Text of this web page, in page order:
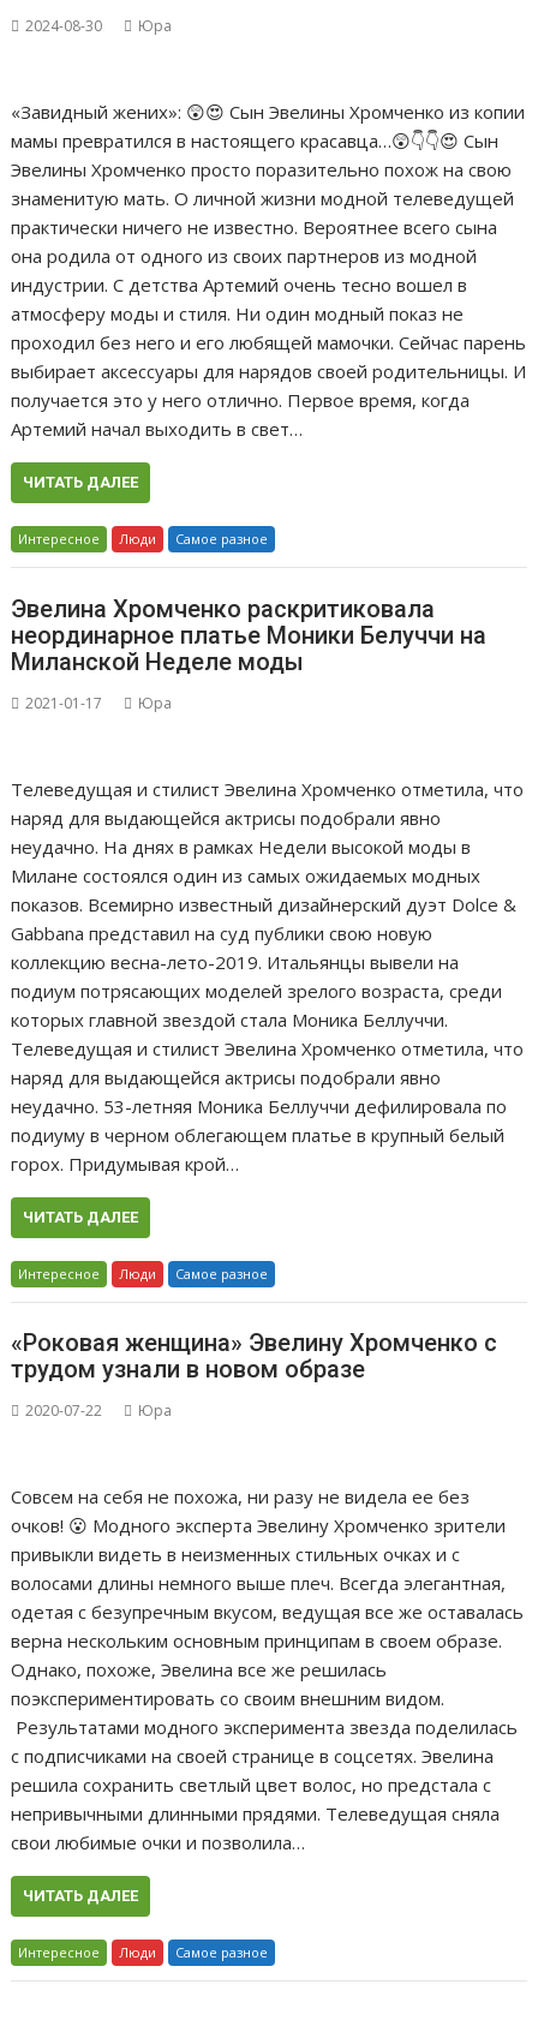
2024-08-30 Юра
«Завидный жених»: 😲😍 Сын Эвелины Хромченко из копии
мамы превратился в настоящего красавца…😲👇👇😍 Сын
Эвелины Хромченко просто поразительно похож на свою
знаменитую мать. О личной жизни модной телеведущей
практически ничего не известно. Вероятнее всего сына
она родила от одного из своих партнеров из модной
индустрии. С детства Артемий очень тесно вошел в
атмосферу моды и стиля. Ни один модный показ не
проходил без него и его любящей мамочки. Сейчас парень
выбирает аксессуары для нарядов своей родительницы. И
получается это у него отлично. Первое время, когда
Артемий начал выходить в свет…
ЧИТАТЬ ДАЛЕЕ
Интересное Люди Самое разное
Эвелина Хромченко раскритиковала
неординарное платье Моники Белуччи на
Миланской Неделе моды
2021-01-17 Юра
Телеведущая и стилист Эвелина Хромченко отметила, что
наряд для выдающейся актрисы подобрали явно
неудачно. На днях в рамках Недели высокой моды в
Милане состоялся один из самых ожидаемых модных
показов. Всемирно известный дизайнерский дуэт Dolce &
Gabbana представил на суд публики свою новую
коллекцию весна-лето-2019. Итальянцы вывели на
подиум потрясающих моделей зрелого возраста, среди
которых главной звездой стала Моника Беллуччи.
Телеведущая и стилист Эвелина Хромченко отметила, что
наряд для выдающейся актрисы подобрали явно
неудачно. 53-летняя Моника Беллуччи дефилировала по
подиуму в черном облегающем платье в крупный белый
горох. Придумывая крой…
ЧИТАТЬ ДАЛЕЕ
Интересное Люди Самое разное
«Роковая женщина» Эвелину Хромченко с
трудом узнали в новом образе
2020-07-22 Юра
Совсем на себя не похожа, ни разу не видела ее без
очков! 😮 Модного эксперта Эвелину Хромченко зрители
привыкли видеть в неизменных стильных очках и с
волосами длины немного выше плеч. Всегда элегантная,
одетая с безупречным вкусом, ведущая все же оставалась
верна нескольким основным принципам в своем образе.
Однако, похоже, Эвелина все же решилась
поэкспериментировать со своим внешним видом.
Результатами модного эксперимента звезда поделилась
с подписчиками на своей странице в соцсетях. Эвелина
решила сохранить светлый цвет волос, но предстала с
непривычными длинными прядями. Телеведущая сняла
свои любимые очки и позволила…
ЧИТАТЬ ДАЛЕЕ
Интересное Люди Самое разное